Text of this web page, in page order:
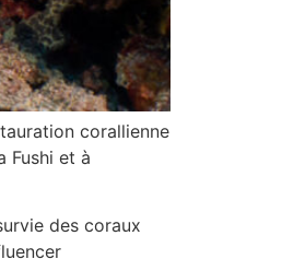
corallienne
Fushi et à
des coraux